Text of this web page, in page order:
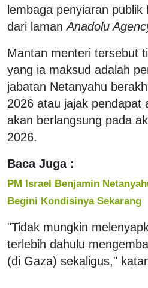
lembaga penyiaran publik
dari lamanAnadolu
Mantan menteri tersebut
yang ia maksud adalah
jabatan Netanyahu
2026 atau jajak pendapat
akan berlangsung pada
2026.
Baca Juga :
PM Israel Benjamin
Begini Kondisinya Sekarang
"Tidak mungkin
terlebih dahulu
(di Gaza) sekaligus,"